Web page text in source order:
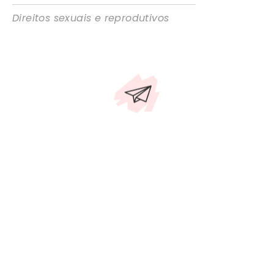
Direitos sexuais e reprodutivos